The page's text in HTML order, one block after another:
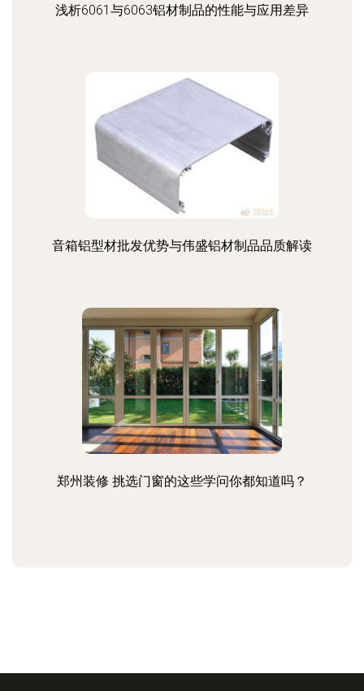
浅析6061与6063铝材制品的性能与应用差异
音箱铝型材批发优势与伟盛铝材制品品质解读
郑州装修 挑选门窗的这些学问你都知道吗？